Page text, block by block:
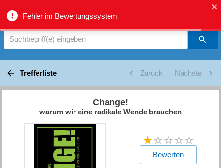
Fehler im Bewertungssystem
biblio.gr - Suche
Suchbegriff(e) eingeben
Trefferliste Zurück Nächste
Change!
warum wir eine radikale Wende brauchen
Bewerten